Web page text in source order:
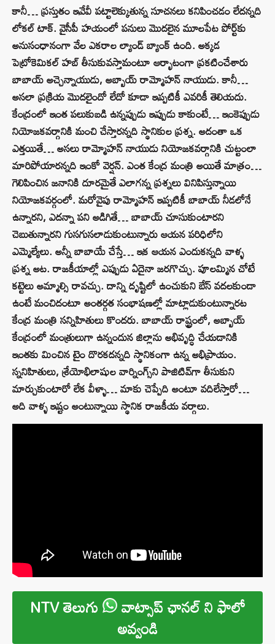
కానీ… ప్రస్తుతం ఇవేవీ పట్టాలెక్కుతున్న సూచనలు కనిపించడం లేదన్నది
లోకల్‌ టాక్‌. వైసీపీ హయంలో పనులు మొదలైన మూలపేట పోర్ట్‌కు
అనుసంధానంగా వేల ఎకరాల ల్యాండ్ బ్యాంక్ ఉంది. అక్కడ
పెట్రోకెమికల్ హబ్ తీసుకువస్తామంటూ ఆర్భాటంగా ప్రకటించేశారు
బాబాయ్ అచ్చెన్నాయుడు, అబ్బాయ్ రామ్మోహన్‌ నాయుడు. కానీ…
అసలా ప్రక్రియ మొదలైందో లేదో కూడా ఇప్పటికీ ఎవరికీ తెలియదు.
కేంద్రంలో ఇంత పలుకుబడి ఉన్నప్పుడు ఇప్పుడు కాకుంటే… ఇంకెప్పుడు
నియోజకవర్గానికి మంచి చేస్తారన్నది స్థానికుల ప్రశ్న. అదంతా ఒక
ఎత్తయితే… అసలు రామ్మోహన్‌ నాయుడు నియోజకవర్గానికి చుట్టంలా
మారిపోయారన్నది ఇంకో వెర్షన్‌. ఎంత కేంద్ర మంత్రి అయితే మాత్రం…
గెలిపించిన జనానికి దూరమైతే ఎలాగన్న ప్రశ్నలు వినిపిస్తున్నాయి
నియోజకవర్గంలో. మరోవైపు రామ్మోహన్‌ ఇప్పటికీ బాబాయ్‌ నీడలోనే
ఉన్నారని, ఎదన్నా పని అడిగితే… బాబాయ్‌ చూసుకుంటారని
చెబుతున్నారని గుసగుసలాడుకుంటున్నారు ఆయన పరిధిలోని
ఎమ్మెల్యేలు. అన్నీ బాబాయే చేస్తే… ఇక ఆయన ఎందుకన్నది వాళ్ళ
ప్రశ్న అట. రాజకీయాల్లో ఎప్పుడు ఏదైనా జరగొచ్చు. పూలమ్మిన చోటే
కట్టెలు అమ్మాల్సి రావచ్చు. దాన్ని దృష్టిలో ఉంచుకుని బేస్‌ వదలకుండా
ఉంటే మంచిదంటూ అంతర్గత సంభాషణల్లో మాట్లాడుకుంటున్నారట
కేంద్ర మంత్రి సన్నిహితులు కొందరు. బాబాయ్‌ రాష్ట్రంలో, అబ్బాయ్‌
కేంద్రంలో మంత్రులుగా ఉన్నందున జిల్లాను అభివృద్ధి చేయడానికి
ఇంతకు మించిన టైం దొరకదన్నది స్థానికంగా ఉన్న అభిప్రాయం.
స్ననిహితులు, శ్రేయోభిలాషుల వార్నింగ్స్‌ని పాజిటివ్‌గా తీసుకుని
మార్చుకుంటారో లేక వీళ్ళా… మాకు చెప్పేది అంటూ వదిలేస్తారో…
అది వాళ్ళ ఇష్టం అంటున్నాయి స్థానిక రాజకీయ వర్గాలు.
NTV తెలుగు వాట్సాప్ ఛానల్ ని ఫాలో
అవ్వండి